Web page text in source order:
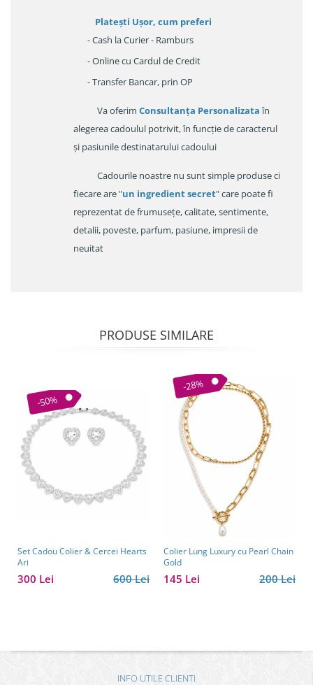
Platești Ușor, cum preferi
- Cash la Curier - Ramburs
- Online cu Cardul de Credit
- Transfer Bancar, prin OP
Va oferim Consultanța Personalizataîn
alegerea cadoulul potrivit, în funcție de caracterul
și pasiunile destinatarului cadoului
Cadourile noastre nu sunt simple produse ci
fiecare are "un ingredient secret" care poate fi
reprezentat de frumusețe, calitate, sentimente,
detalii, poveste, parfum, pasiune, impresii de
neuitat
PRODUSE SIMILARE
-50%
Set Cadou Colier & Cercei Hearts
Ari
600 Lei
300 Lei
-28%
Colier Lung Luxury cu Pearl Chain
Gold
200 Lei
145 Lei
INFO UTILE CLIENTI